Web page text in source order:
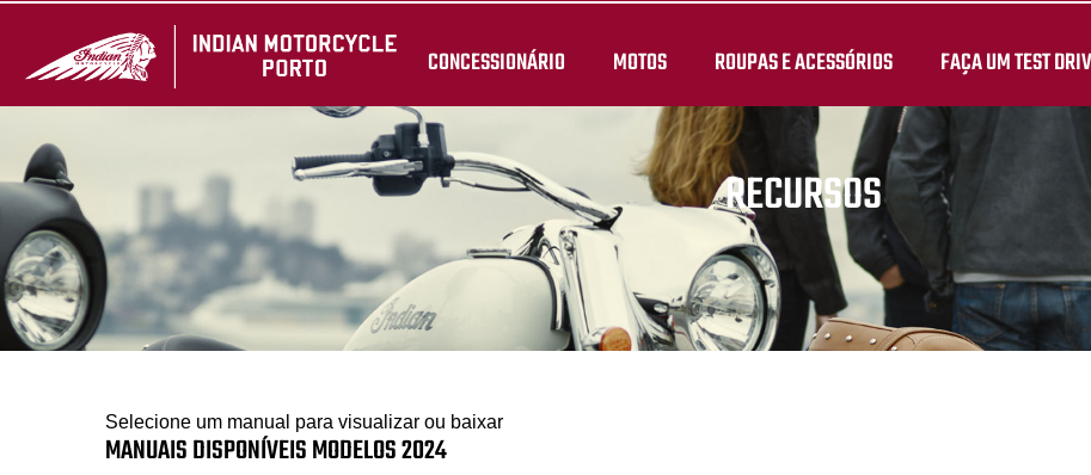
CONCESSIONÁRIO MOTOS ROUPAS E ACESSÓRIOS FAÇA UM TEST
RECURSOS
Selecione um manual para visualizar ou baixar
MANUAIS DISPONÍVEIS MODELOS 2024